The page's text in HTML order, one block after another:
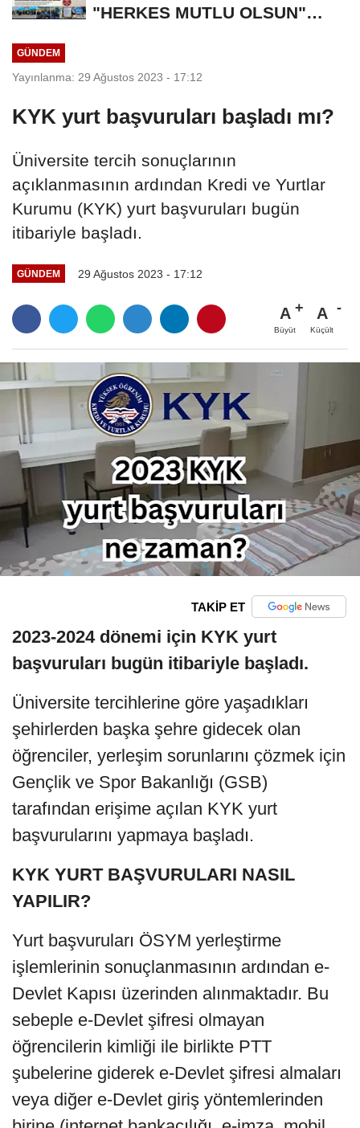
"HERKES MUTLU OLSUN"
GÜNDEM
Yayınlanma: 29 Ağustos 2023 - 17:12
KYK yurt başvuruları başladı mı?
Üniversite tercih sonuçlarının
açıklanmasının ardından Kredi ve Yurtlar
Kurumu (KYK) yurt başvuruları bugün
itibariyle başladı.
GÜNDEM 29 Ağustos 2023 - 17:12
A
Büyüt
A
Küçült
TAKİP ET
2023-2024 dönemi için KYK yurt
başvuruları bugün itibariyle başladı.
Üniversite tercihlerine göre yaşadıkları
şehirlerden başka şehre gidecek olan
öğrenciler, yerleşim sorunlarını çözmek için
Gençlik ve Spor Bakanlığı (GSB)
tarafından erişime açılan KYK yurt
başvurularını yapmaya başladı.
KYK YURT BAŞVURULARI NASIL
YAPILIR?
Yurt başvuruları ÖSYM yerleştirme
işlemlerinin sonuçlanmasının ardından e-
Devlet Kapısı üzerinden alınmaktadır. Bu
sebeple e-Devlet şifresi olmayan
öğrencilerin kimliği ile birlikte PTT
şubelerine giderek e-Devlet şifresi almaları
veya diğer e-Devlet giriş yöntemlerinden